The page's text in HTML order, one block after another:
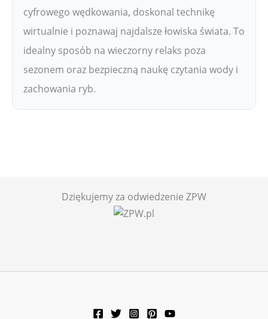
cyfrowego wędkowania, doskonal technikę
wirtualnie i poznawaj najdalsze łowiska świata. To
idealny sposób na wieczorny relaks poza
sezonem oraz bezpieczną naukę czytania wody i
zachowania ryb.
Dziękujemy za odwiedzenie ZPW